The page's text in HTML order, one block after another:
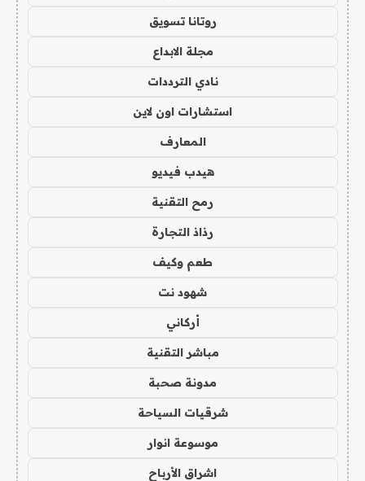
روتانا تسويق
مجلة الابداع
نادي الترددات
استشارات اون لاين
المعارف
هيدب فيديو
رمح التقنية
رذاذ التجارة
طعم وكيف
شهود نت
أركاني
مباشر التقنية
مدونة صحبة
شرقيات السياحة
موسوعة انوار
اشراق الأرباح